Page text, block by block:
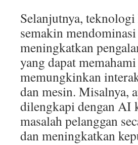
Selanjutnya,
semakin
meningkatkan
yang dapat
memungkinkan
dan mesin. Misalnya,
dilengkapi dengan AI
masalah pelanggan
dan meningkatkan